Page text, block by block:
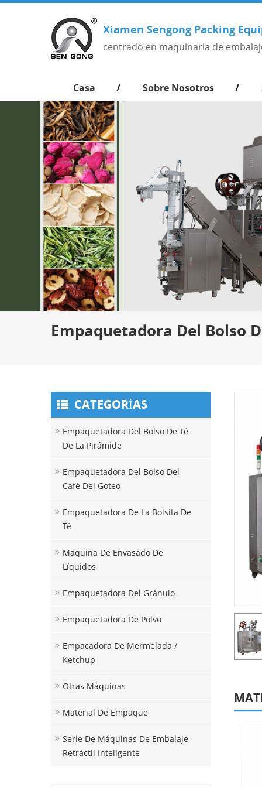
Xiamen Sengong Packing
centrado en maquinaria de
Casa Sobre Nosotros
Empaquetadora Del Bolso
CATEGORÍAS
Empaquetadora Del Bolso De Té
De La Pirámide
Empaquetadora Del Bolso Del
Café Del Goteo
Empaquetadora De La Bolsita De
Té
Máquina De Envasado De
Líquidos
Empaquetadora Del Gránulo
Empaquetadora De Polvo
Empacadora De Mermelada /
Ketchup
Otras Máquinas
Material De Empaque
Serie De Máquinas De Embalaje
Retráctil Inteligente